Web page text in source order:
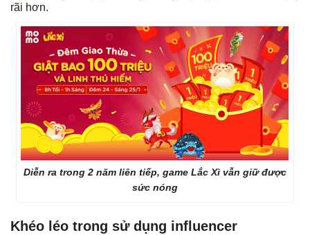
rãi hơn.
Diễn ra trong 2 năm liên tiếp, game Lắc Xì vẫn giữ được
sức nóng
Khéo léo trong sử dụng influencer